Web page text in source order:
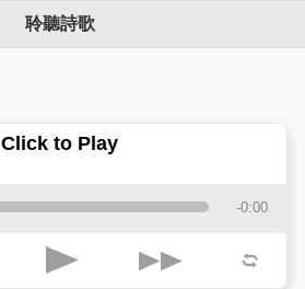
聆聽詩歌
Click to Play
-0:00
p k l